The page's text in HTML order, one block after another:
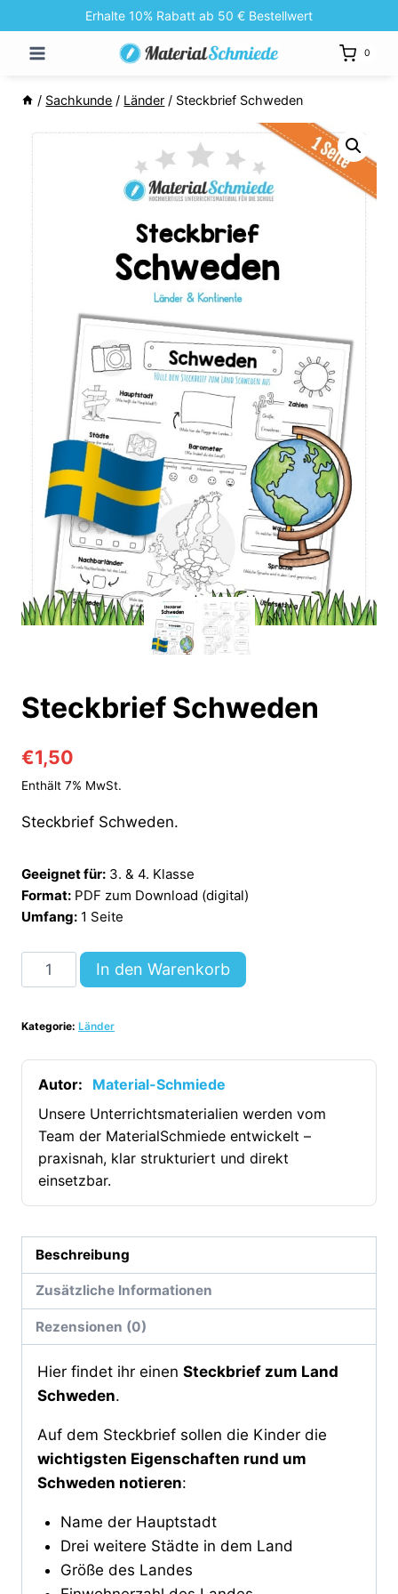
Inhalt
springen
Erhalte 10% Rabatt ab 50 € Bestellwert
0
/ Sachkunde / Länder / Steckbrief Schweden
Steckbrief Schweden
€1,50
Enthält 7% MwSt.
Steckbrief Schweden.
Geeignet für: 3. & 4. Klasse
Format: PDF zum Download (digital)
Umfang: 1 Seite
Steckbrief
Schweden
Menge
In den Warenkorb
Kategorie: Länder
Autor:
Material-Schmiede
Unsere Unterrichtsmaterialien werden vom
Team der MaterialSchmiede entwickelt –
praxisnah, klar strukturiert und direkt
einsetzbar.
Beschreibung
Zusätzliche Informationen
Rezensionen (0)
Hier findet ihr einen Steckbrief zum Land
Schweden.
Auf dem Steckbrief sollen die Kinder die
wichtigsten Eigenschaften rund um
Schweden notieren:
Name der Hauptstadt
Drei weitere Städte in dem Land
Größe des Landes